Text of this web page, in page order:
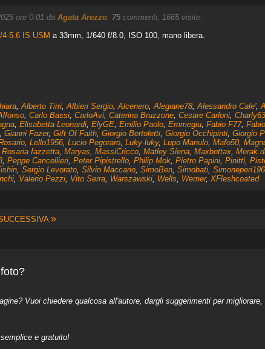
ore 0:01 da Agata Arezzo. 75commenti, 1665 visite.
5.6 IS USM a 33mm, 1/640 f/8.0, ISO 100, mano libera.
, Alberto Tirri, Albieri Sergio, Alcenero, Alegiane78, Alessandro Cale',
, Carlo Bassi, CarloAvi, Caterina Bruzzone, Cesare Carloni,
, Elisabetta Leonardi, ElyGE, Emilio Paolo, Emmegiu, Fabio F77,
Gianni Fazer, Gift Of Faith, Giorgio Bertoletti, Giorgio Occhipinti, Giorgio
, Lello1956, Lucio Pegoraro, Luky-luky, Lupo Manulo, Mafo50,
Rosaria Iazzetta, Maryas MassiCricco, Matley Siena, Maxbottax,
, Peppe Cancellieri, Peter Pipistrello, Philip Mok, Pietro Papini, Pinitti,
, Sergio Levorato, Silvio Maccario, SimoBen, Simobati,
, Valerio Pezzi, Vito Serra, Warszawski, Wells Werner, XFleshcoated
»
Vuoi chiedere qualcosa all'autore, dargli suggerimenti per
e gratuito!